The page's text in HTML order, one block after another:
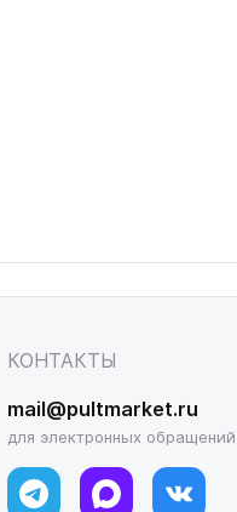
КОНТАКТЫ
mail@pultmarket.ru
для электронных обращений